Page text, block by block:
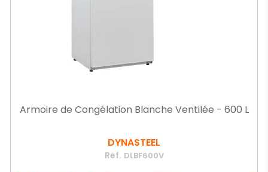
Armoire de Congélation Blanche Ventilée - 600 L
DYNASTEEL
Ref. DLBF600V